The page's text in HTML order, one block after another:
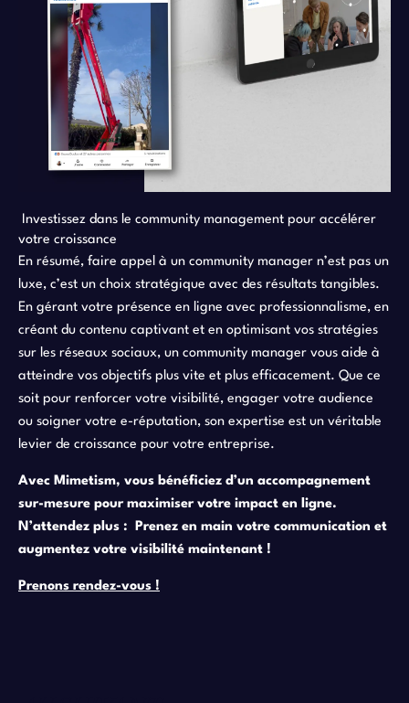
Investissez dans le community management pour accélérer
votre croissance
En résumé, faire appel à un community manager n’est pas un
luxe, c’est un choix stratégique avec des résultats tangibles.
En gérant votre présence en ligne avec professionnalisme, en
créant du contenu captivant et en optimisant vos stratégies
sur les réseaux sociaux, un community manager vous aide à
atteindre vos objectifs plus vite et plus efficacement. Que ce
soit pour renforcer votre visibilité, engager votre audience
ou soigner votre e-réputation, son expertise est un véritable
levier de croissance pour votre entreprise.
Avec Mimetism, vous bénéficiez d’un accompagnement
sur-mesure pour maximiser votre impact en ligne.
N’attendez plus : Prenez en main votre communication et
augmentez votre visibilité maintenant !
Prenons rendez-vous !